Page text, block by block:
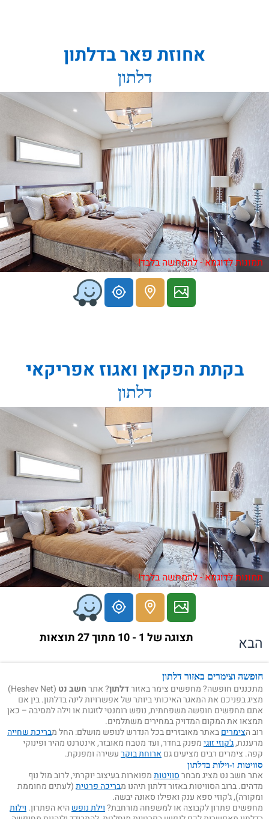
אחוזת פאר בדלתון
דלתון
תמונות לדוגמא - להמחשה בלבד!
בקתת הפקאן ואגוז אפריקאי
דלתון
תמונות לדוגמא - להמחשה בלבד!
תצוגה של 1 - 10 מתוך 27 תוצאות הבא
חופשה וצימרים באזור דלתון
מתכננים חופשה? מחפשים צימר באזורדלתון? אתרחשב נט
(Heshev Net)
מציג בפניכם את המאגר האיכותי ביותר של אפשרויות לינה בדלתון. בין אם
אתם מחפשים חופשה משפחתית, נופש רומנטי לזוגות או וילה למסיבה – כאן
תמצאו את המקום המדויק במחירים משתלמים.
רוב הצימריםבאתר מאובזרים בכל הנדרש לנופש מושלם: החל מבריכת שחייה
מרעננת,ג'קוזי זוגימפנק בחדר, ועד מטבח מאובזר, אינטרנט מהיר ופינוקי
קפה. צימרים רבים מציעים גם ארוחת בוקרעשירה ומפנקת.
סוויטות ו-וילות בדלתון
אתר חשב נט מציג מבחרסוויטותמפוארות בעיצוב יוקרתי, לרוב מול נוף
מדהים. ברוב הסוויטות באזור דלתון תיהנו מבריכה פרטית(לעתים מחוממת
ומקורה), ג'קוזי ספא ענק ואפילו סאונה יבשה.
מחפשים פתרון לקבוצה או למשפחה מורחבת?וילת נופשהיא הפתרון. וילות